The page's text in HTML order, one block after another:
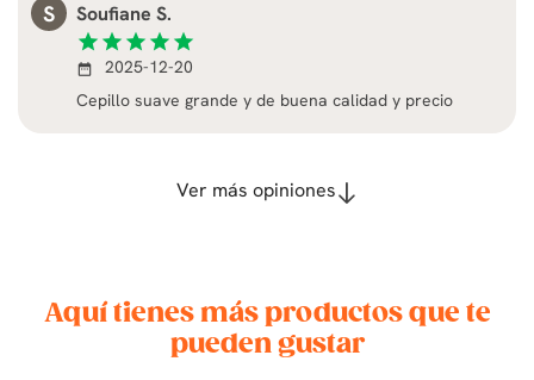
S Soufiane S.
star star star star star
date_range
2025-12-20
Cepillo suave grande y de buena calidad y precio
Ver más opiniones
Aquí tienes más productos que te
pueden gustar